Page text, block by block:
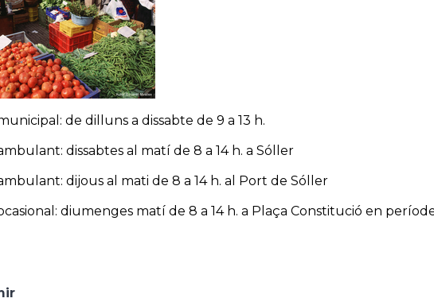
de dilluns a dissabte de 9 a 13 h.
dissabtes al matí de 8 a 14 h. a Sóller
dijous al mati de 8 a 14 h. al Port de Sóller
diumenges matí de 8 a 14 h. a Plaça Constitució en